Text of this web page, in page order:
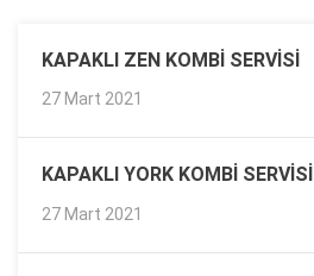
KAPAKLI ZEN KOMBI SERVISI
27 Mart 2021
KAPAKLI YORK KOMBI SERVISI
27 Mart 2021